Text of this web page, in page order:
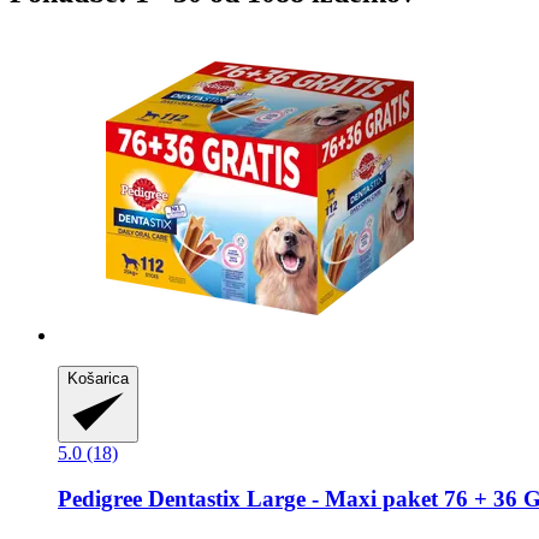
Košarica
5.0 (18)
Pedigree Dentastix Large -​ Maxi paket 76 + 36